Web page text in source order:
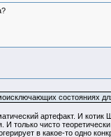
состояниях
артефакт. И
только чисто
в какое-то одно